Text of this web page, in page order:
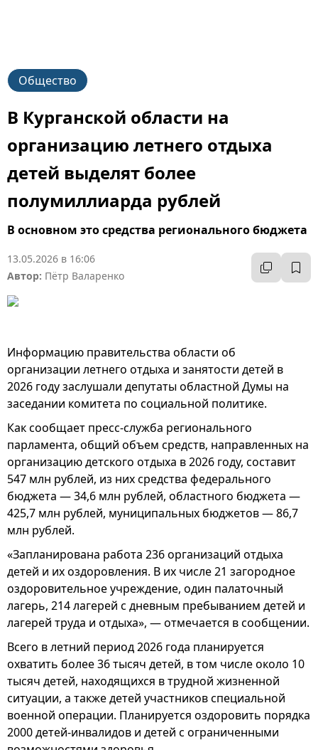
Общество
В Курганской области на
организацию летнего отдыха
детей выделят более
полумиллиарда рублей
В основном это средства регионального бюджета
13.05.2026 в 16:06
Автор: Пётр Валаренко
Информацию правительства области об
организации летнего отдыха и занятости детей в
2026 году заслушали депутаты областной Думы на
заседании комитета по социальной политике.
Как сообщает пресс-служба регионального
парламента, общий объем средств, направленных на
организацию детского отдыха в 2026 году, составит
547 млн рублей, из них средства федерального
бюджета — 34,6 млн рублей, областного бюджета —
425,7 млн рублей, муниципальных бюджетов — 86,7
млн рублей.
«Запланирована работа 236 организаций отдыха
детей и их оздоровления. В их числе 21 загородное
оздоровительное учреждение, один палаточный
лагерь, 214 лагерей с дневным пребыванием детей и
лагерей труда и отдыха», — отмечается в сообщении.
Всего в летний период 2026 года планируется
охватить более 36 тысяч детей, в том числе около 10
тысяч детей, находящихся в трудной жизненной
ситуации, а также детей участников специальной
военной операции. Планируется оздоровить порядка
2000 детей-инвалидов и детей с ограниченными